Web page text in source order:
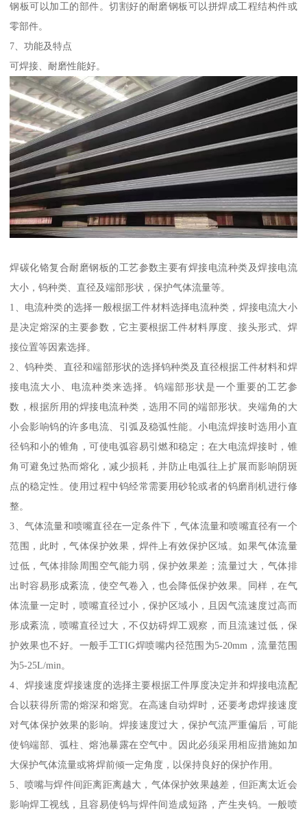
钢板可以加工的部件。切割好的耐磨钢板可以拼焊成工程结构件或
零部件。
7、功能及特点
可焊接、耐磨性能好。
焊碳化铬复合耐磨钢板的工艺参数主要有焊接电流种类及焊接电流
大小，钨种类、直径及端部形状，保护气体流量等。
1、电流种类的选择一般根据工件材料选择电流种类，焊接电流大小
是决定熔深的主要参数，它主要根据工件材料厚度、接头形式、焊
接位置等因素选择。
2、钨种类、直径和端部形状的选择钨种类及直径根据工件材料和焊
接电流大小、电流种类来选择。钨端部形状是一个重要的工艺参
数，根据所用的焊接电流种类，选用不同的端部形状。夹端角的大
小会影响钨的许多电流、引弧及稳弧性能。小电流焊接时选用小直
径钨和小的锥角，可使电弧容易引燃和稳定；在大电流焊接时，锥
角可避免过热而熔化，减少损耗，并防止电弧往上扩展而影响阴斑
点的稳定性。使用过程中钨经常需要用砂轮或者的钨磨削机进行修
整。
3、气体流量和喷嘴直径在一定条件下，气体流量和喷嘴直径有一个
范围，此时，气体保护效果，焊件上有效保护区域。如果气体流量
过低，气体排除周围空气能力弱，保护效果差；流量过大，气体排
出时容易形成紊流，使空气卷入，也会降低保护效果。同样，在气
体流量一定时，喷嘴直径过小，保护区域小，且因气流速度过高而
形成紊流，喷嘴直径过大，不仅妨碍焊工观察，而且流速过低，保
护效果也不好。一般手工TIG焊喷嘴内径范围为5-20mm，流量范围
为5-25L/min。
4、焊接速度焊接速度的选择主要根据工件厚度决定并和焊接电流配
合以获得所需的熔深和熔宽。在高速自动焊时，还要考虑焊接速度
对气体保护效果的影响。焊接速度过大，保护气流严重偏后，可能
使钨端部、弧柱、熔池暴露在空气中。因此必须采用相应措施如加
大保护气体流量或将焊前倾一定角度，以保持良好的保护作用。
5、喷嘴与焊件间距离距离越大，气体保护效果越差，但距离太近会
影响焊工视线，且容易使钨与焊件间造成短路，产生夹钨。一般喷